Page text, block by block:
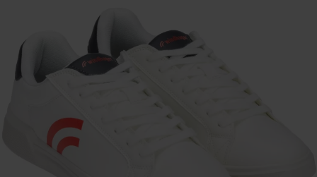
Sobre BWT
Resumen de